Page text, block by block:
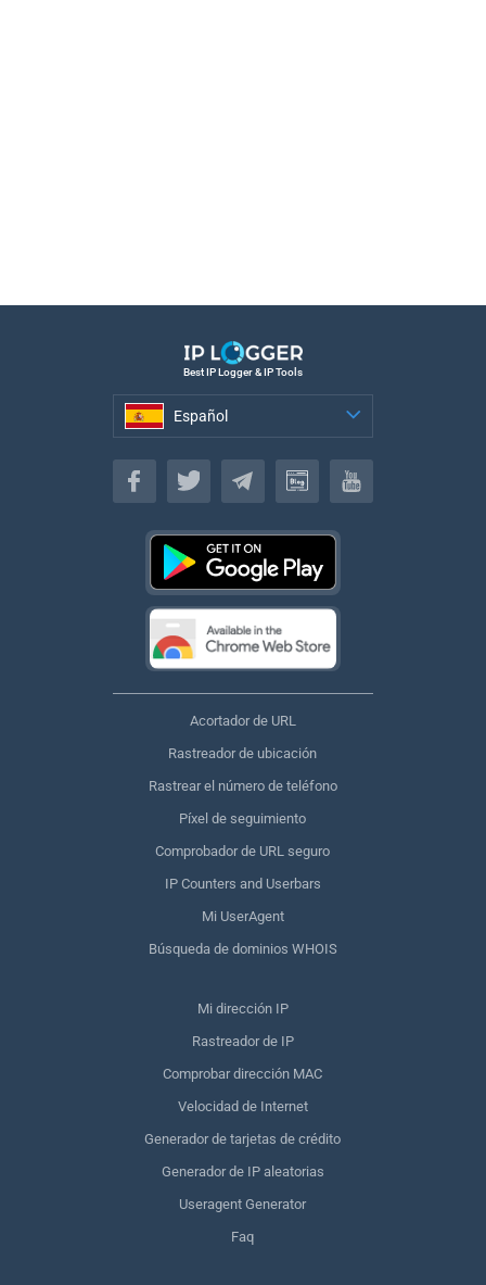
Best IP Logger & IP Tools
Español
Español
Acortador de URL
Rastreador de ubicación
Rastrear el número de teléfono
Píxel de seguimiento
Comprobador de URL seguro
IP Counters and Userbars
Mi UserAgent
Búsqueda de dominios WHOIS
Mi dirección IP
Rastreador de IP
Comprobar dirección MAC
Velocidad de Internet
Generador de tarjetas de crédito
Generador de IP aleatorias
Useragent Generator
Faq